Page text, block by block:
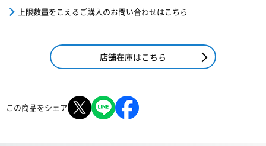
上限数量をこえるご購入のお問い合わせはこちら
店舗在庫はこちら
この商品をシェア